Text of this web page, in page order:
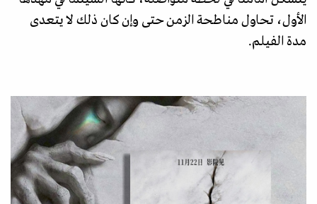
الأول، تحاول مناطحة الزمن حتى وإن كان ذلك لا يتعدى
مدة الفيلم.